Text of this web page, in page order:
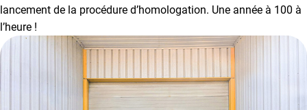
lancement de la procédure d’homologation. Une année à 100 à
l’heure !